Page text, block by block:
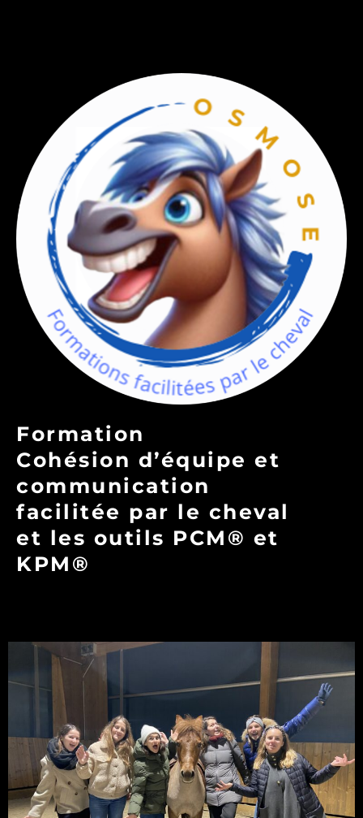
Formation
Cohésion d’équipe et
communication
facilitée par le cheval
et les outils PCM® et
KPM®